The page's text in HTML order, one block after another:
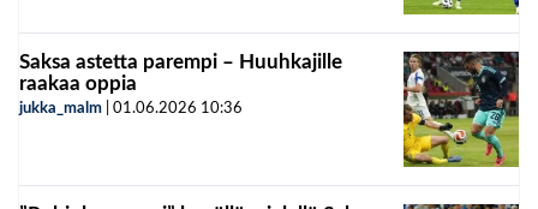
Saksa astetta parempi – Huuhkajille
raakaa oppia
jukka_malm 01.06.2026 10:36